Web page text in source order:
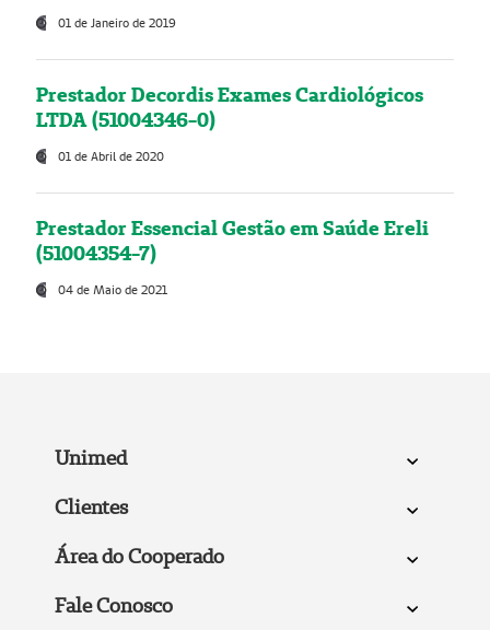
01 de Janeiro de 2019
Prestador Decordis Exames Cardiológicos
LTDA (51004346-0)
01 de Abril de 2020
Prestador Essencial Gestão em Saúde Ereli
(51004354-7)
04 de Maio de 2021
Unimed
Clientes
Área do Cooperado
Fale Conosco